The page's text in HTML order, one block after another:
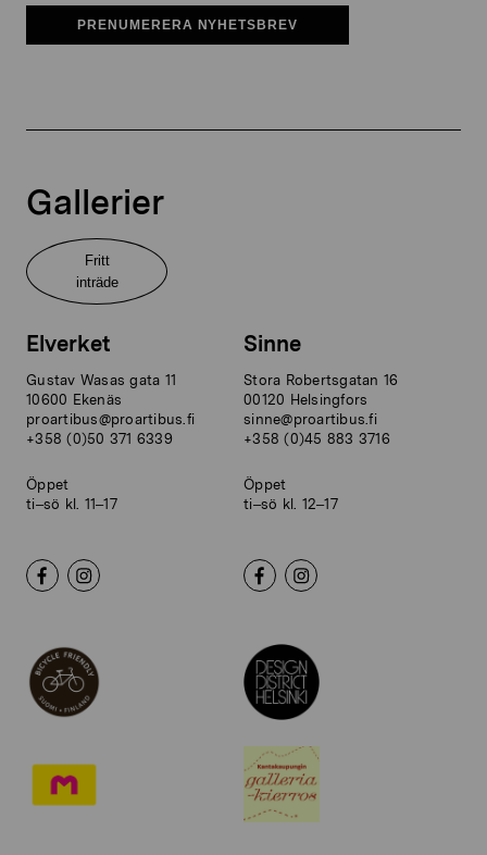
PRENUMERERA NYHETSBREV
Gallerier
Fritt
inträde
Elverket
Gustav Wasas gata 11
10600 Ekenäs
proartibus@proartibus.fi
+358 (0)50 371 6339
Öppet
ti–sö kl. 11–17
Sinne
Stora Robertsgatan 16
00120 Helsingfors
sinne@proartibus.fi
+358 (0)45 883 3716
Öppet
ti–sö kl. 12–17